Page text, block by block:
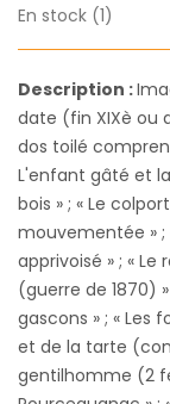
En stock (1)
Description :
date (fin XIXè ou
dos toilé
L'enfant gâté et la
bois » ; « Le
mouvementée » ;
apprivoisé » ; « Le
(guerre de 1870)
gascons » ; « Les
et de la tarte
gentilhomme (2